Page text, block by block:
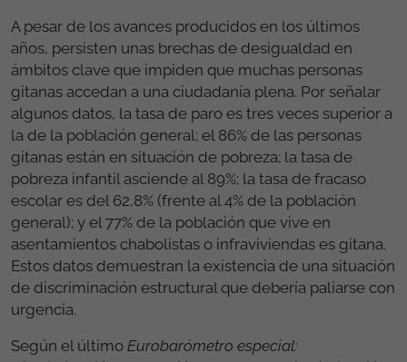
A pesar de los avances producidos en los últimos
años, persisten unas brechas de desigualdad en
ámbitos clave que impiden que muchas personas
gitanas accedan a una ciudadanía plena. Por señalar
algunos datos, la tasa de paro es tres veces superior a
la de la población general; el 86% de las personas
gitanas están en situación de pobreza; la tasa de
pobreza infantil asciende al 89%; la tasa de fracaso
escolar es del 62,8% (frente al 4% de la población
general); y el 77% de la población que vive en
asentamientos chabolistas o infraviviendas es gitana.
Estos datos demuestran la existencia de una situación
de discriminación estructural que debería paliarse con
urgencia.
Según el último Eurobarómetro especial: